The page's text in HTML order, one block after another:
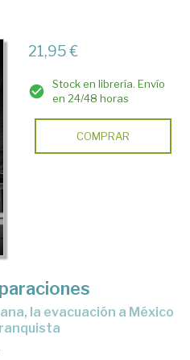
21,95 €
Stock en librería. Envío
en 24/48 horas
COMPRAR